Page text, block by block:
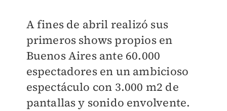
A fines de abril realizó sus
primeros shows propios en
Buenos Aires ante 60.000
espectadores en un ambicioso
espectáculo con 3.000 m2 de
pantallas y sonido envolvente.